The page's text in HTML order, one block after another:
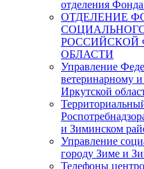
отделения
ОТДЕЛЕНИЕ
РОССИЙСКОЙ
ОБЛАСТИ
Управление
ветеринарному
Иркутской
и Зиминском
Управление
городу Зиме и
Телефоны